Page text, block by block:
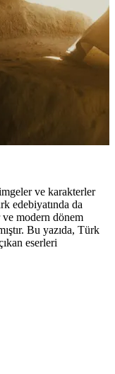
ve karakterler
edebiyatında da
modern dönem
Bu yazıda, Türk
eserleri